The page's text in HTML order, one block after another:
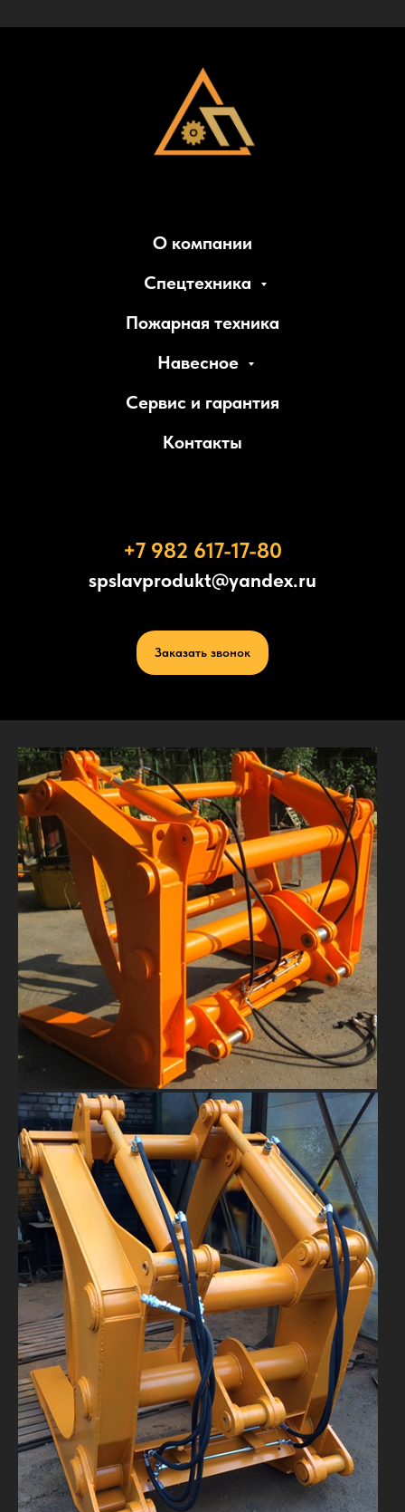
О компании
Спецтехника
Пожарная техника
Навесное
Сервис и гарантия
Контакты
+7 982 617-17-80
spslavprodukt@yandex.ru
Заказать звонок